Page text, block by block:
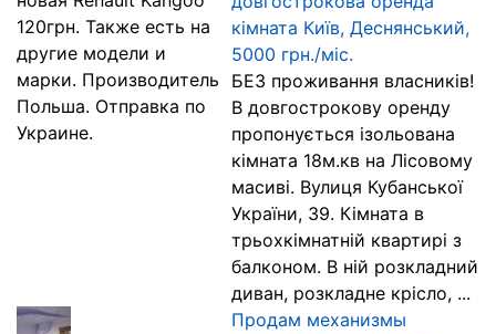
120грн. Также есть на
другие модели и
марки. Производитель
Польша. Отправка по
Украине.
кімната Київ, Деснянський,
5000 грн./міс.
БЕЗ проживання власників!
В довгострокову оренду
пропонується ізольована
кімната 18м.кв на Лісовому
масиві. Вулиця Кубанської
України, 39. Кімната в
трьохкімнатній квартирі з
балконом. В ній розкладний
диван, розкладне крісло, ...
Продам механизмы